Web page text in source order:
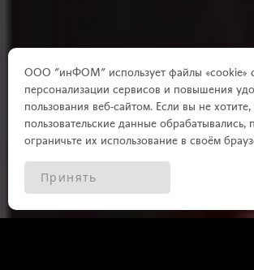
ООО "инФОМ" использует файлы «cookie»
персонализации сервисов и повышения
пользования веб-сайтом. Если вы не
пользовательские данные обрабатывались,
ограничьте их использование в своём
Принять